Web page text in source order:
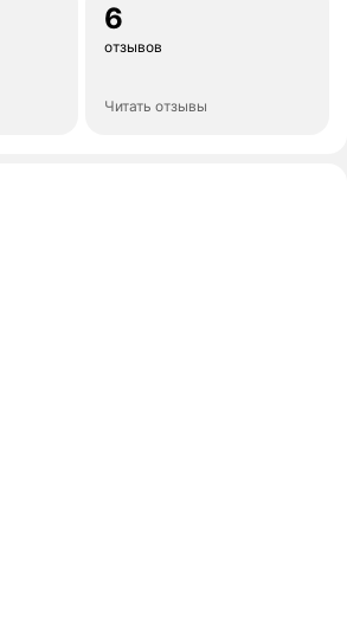
6
отзывов
Читать отзывы